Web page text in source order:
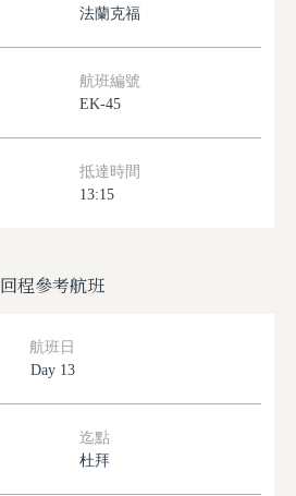
法蘭克福
航班編號
EK-45
抵達時間
13:15
回程參考航班
航班日
Day 13
迄點
杜拜